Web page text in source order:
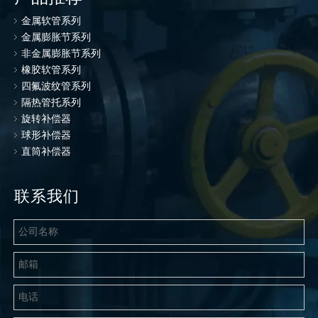
金属软管系列
金属膨胀节系列
非金属膨胀节系列
橡胶软管系列
四氟波纹管系列
隔热管托系列
旋转补偿器
球形补偿器
直筒补偿器
联系我们